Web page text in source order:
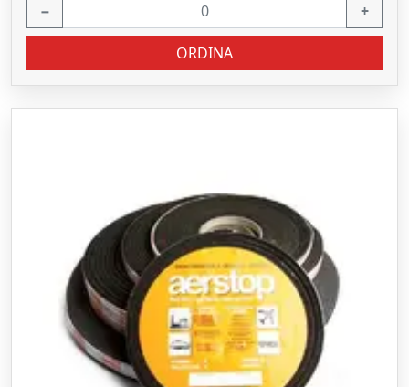
− +
ORDINA